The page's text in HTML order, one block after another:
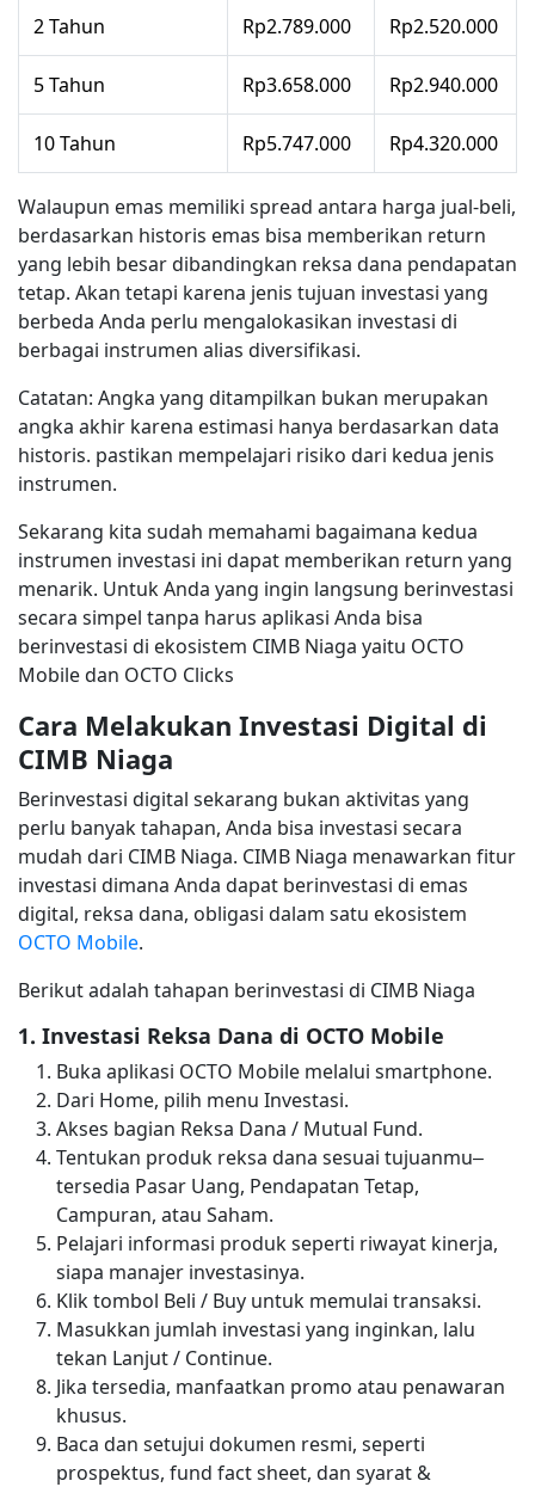
2 Tahun Rp2.789.000 Rp2.520.000
5 Tahun Rp3.658.000 Rp2.940.000
10 Tahun Rp5.747.000 Rp4.320.000
Walaupun emas memiliki spread antara harga jual-beli,
berdasarkan historis emas bisa memberikan return
yang lebih besar dibandingkan reksa dana pendapatan
tetap. Akan tetapi karena jenis tujuan investasi yang
berbeda Anda perlu mengalokasikan investasi di
berbagai instrumen alias diversifikasi.
Catatan: Angka yang ditampilkan bukan merupakan
angka akhir karena estimasi hanya berdasarkan data
historis. pastikan mempelajari risiko dari kedua jenis
instrumen.
Sekarang kita sudah memahami bagaimana kedua
instrumen investasi ini dapat memberikan return yang
menarik. Untuk Anda yang ingin langsung berinvestasi
secara simpel tanpa harus aplikasi Anda bisa
berinvestasi di ekosistem CIMB Niaga yaitu OCTO
Mobile dan OCTO Clicks
Cara Melakukan Investasi Digital di
CIMB Niaga
Berinvestasi digital sekarang bukan aktivitas yang
perlu banyak tahapan, Anda bisa investasi secara
mudah dari CIMB Niaga. CIMB Niaga menawarkan fitur
investasi dimana Anda dapat berinvestasi di emas
digital, reksa dana, obligasi dalam satu ekosistem
OCTO Mobile.
Berikut adalah tahapan berinvestasi di CIMB Niaga
1. Investasi Reksa Dana di OCTO Mobile
Buka aplikasi OCTO Mobile melalui smartphone.
Dari Home, pilih menu Investasi.
Akses bagian Reksa Dana / Mutual Fund.
Tentukan produk reksa dana sesuai tujuanmu–
tersedia Pasar Uang, Pendapatan Tetap,
Campuran, atau Saham.
Pelajari informasi produk seperti riwayat kinerja,
siapa manajer investasinya.
Klik tombol Beli / Buy untuk memulai transaksi.
Masukkan jumlah investasi yang inginkan, lalu
tekan Lanjut / Continue.
Jika tersedia, manfaatkan promo atau penawaran
khusus.
Baca dan setujui dokumen resmi, seperti
prospektus, fund fact sheet, dan syarat &